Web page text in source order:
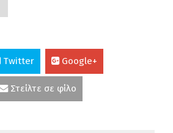
Twitter Google+
Στείλτε σε φίλο